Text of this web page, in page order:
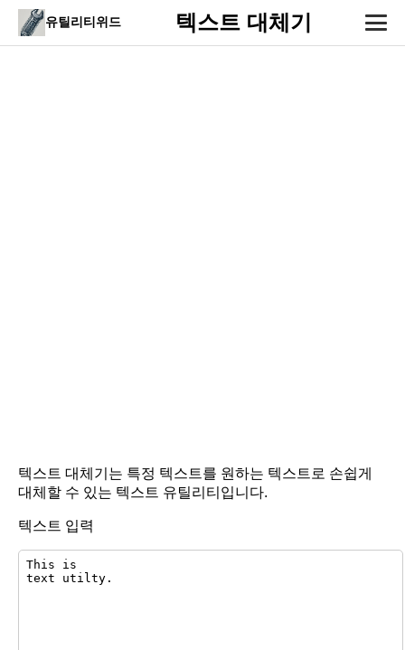
유틸리티위드 텍스트 대체기
텍스트 대체기는 특정 텍스트를 원하는 텍스트로 손쉽게
대체할 수 있는 텍스트 유틸리티입니다.
텍스트 입력